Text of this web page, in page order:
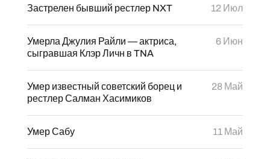
Застрелен бывший рестлер NXT 12 Июл
Умерла Джулия Райли — актриса,
сыгравшая Клэр Личн в TNA
6 Июн
Умер известный советский борец и
рестлер Салман Хасимиков
28 Май
Умер Сабу 11 Май